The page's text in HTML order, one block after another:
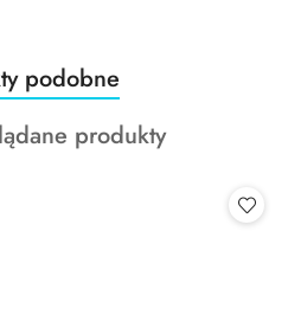
podobne
produkty